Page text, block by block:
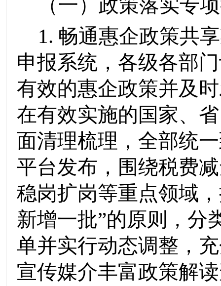
（一）政策落实专
1. 畅通惠企政策共
申报系统 ， 各级各部门
有效的惠企政策并及
在有效实施的国家、
面清理梳理，全部统
平台发布，围绕税费
稳岗扩岗等重点领域
新增一批”的原则，分
单并实行动态调整，
宣传媒介丰富政策解